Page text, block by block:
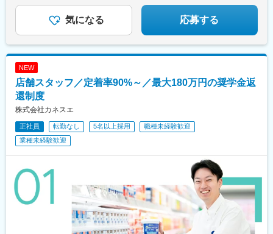
気になる 応募する
NEW
店舗スタッフ／定着率90%～／最大180万円の奨学金返
還制度
株式会社カネスエ
正社員 転勤なし 5名以上採用
職種未経験歓迎
業種未経験歓迎